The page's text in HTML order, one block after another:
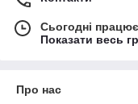
Сьогодні
Показати весь
Про нас